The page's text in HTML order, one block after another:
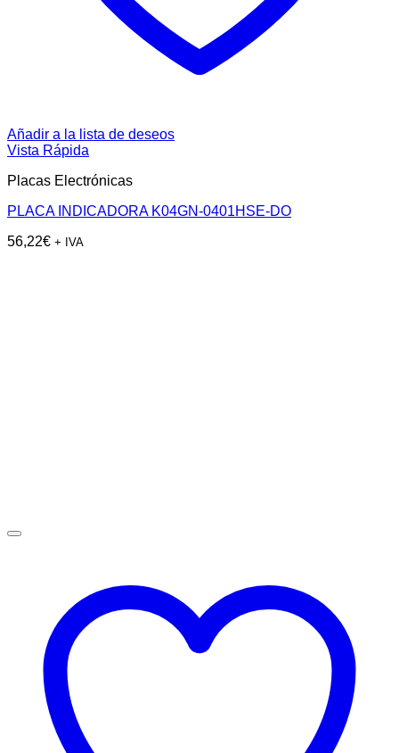
Añadir a la lista de deseos
Vista Rápida
Placas Electrónicas
PLACA INDICADORA K04GN-0401HSE-DO
56,22€ + IVA